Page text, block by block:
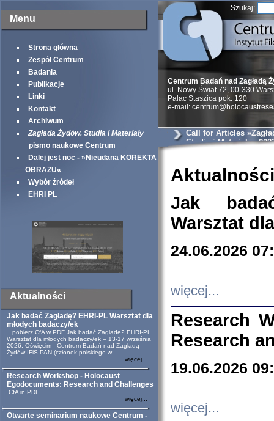
Menu
Strona główna
Zespół Centrum
Badania
Publikacje
Linki
Kontakt
Archiwum
Zagłada Żydów. Studia i Materiały
pismo naukowe Centrum
Dalej jest noc - »Nieudana KOREKTA
OBRAZU«
Wybór źródeł
EHRI PL
Aktualności
Jak badać Zagładę? EHRI-PL Warsztat dla
młodych badaczy/ek
pobierz CfA w PDF Jak badać Zagładę? EHRI-PL
Warsztat dla młodych badaczy/ek – 13-17 września
2026, Oświęcim Centrum Badań nad Zagładą
Żydów IFiS PAN (członek polskiego w...
więcej...
Research Workshop - Holocaust
Egodocuments: Research and Challenges
CfA in PDF ...
więcej...
Otwarte seminarium naukowe Centrum -
Szukaj:
Centrum Badań nad Zagładą
ul. Nowy Świat 72, 00-330
Palac Staszica pok. 120
e-mail:
Call for Articles
Studia i Materiały«
Aktualności
Jak
Warsztat
24.06.2026
więcej...
Research
Research
19.06.2026
więcej...